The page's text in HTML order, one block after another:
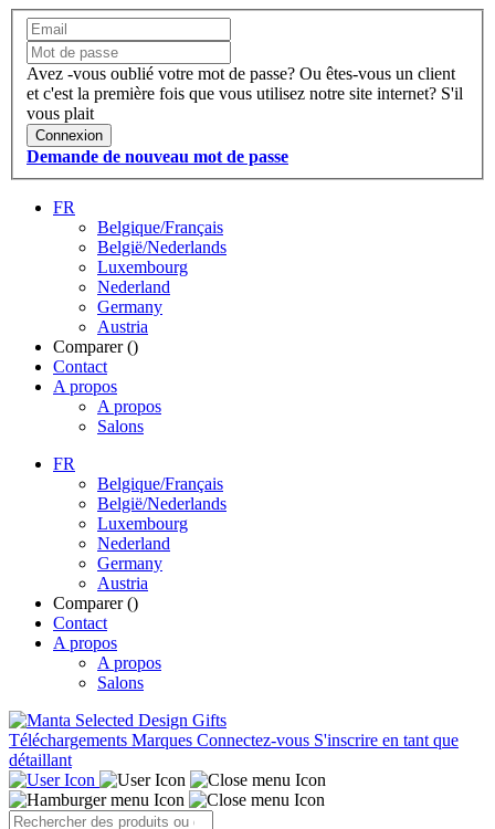
Avez -vous oublié votre mot de passe? Ou êtes-vous un client
et c'est la première fois que vous utilisez notre site internet? S'il
vous plait
Connexion
Demande de nouveau mot de passe
FR
Belgique/Français
België/Nederlands
Luxembourg
Nederland
Germany
Austria
Comparer ()
Contact
A propos
A propos
Salons
FR
Belgique/Français
België/Nederlands
Luxembourg
Nederland
Germany
Austria
Comparer ()
Contact
A propos
A propos
Salons
Téléchargements Marques Connectez-vous S'inscrire en tant que
détaillant